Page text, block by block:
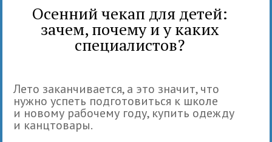
Осенний чекап для детей:
зачем, почему и у каких
специалистов?
Лето заканчивается, а это значит, что
нужно успеть подготовиться к школе
и новому рабочему году, купить одежду
и канцтовары.